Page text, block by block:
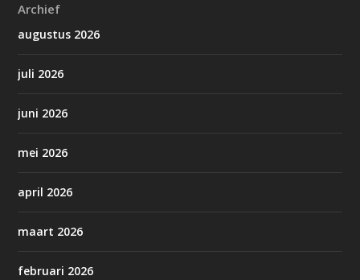
Archief
augustus 2026
juli 2026
juni 2026
mei 2026
april 2026
maart 2026
februari 2026